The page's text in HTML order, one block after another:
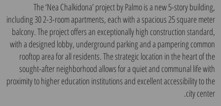
The ‘Nea Chalkidona’ project by Palmo is a new 5-story building,
including 30 2-3-room apartments, each with a spacious 25 square meter
balcony. The project offers an exceptionally high construction standard,
with a designed lobby, underground parking and a pampering common
rooftop area for all residents. The strategic location in the heart of the
sought-after neighborhood allows for a quiet and communal life with
proximity to higher education institutions and excellent accessibility to the
city center.